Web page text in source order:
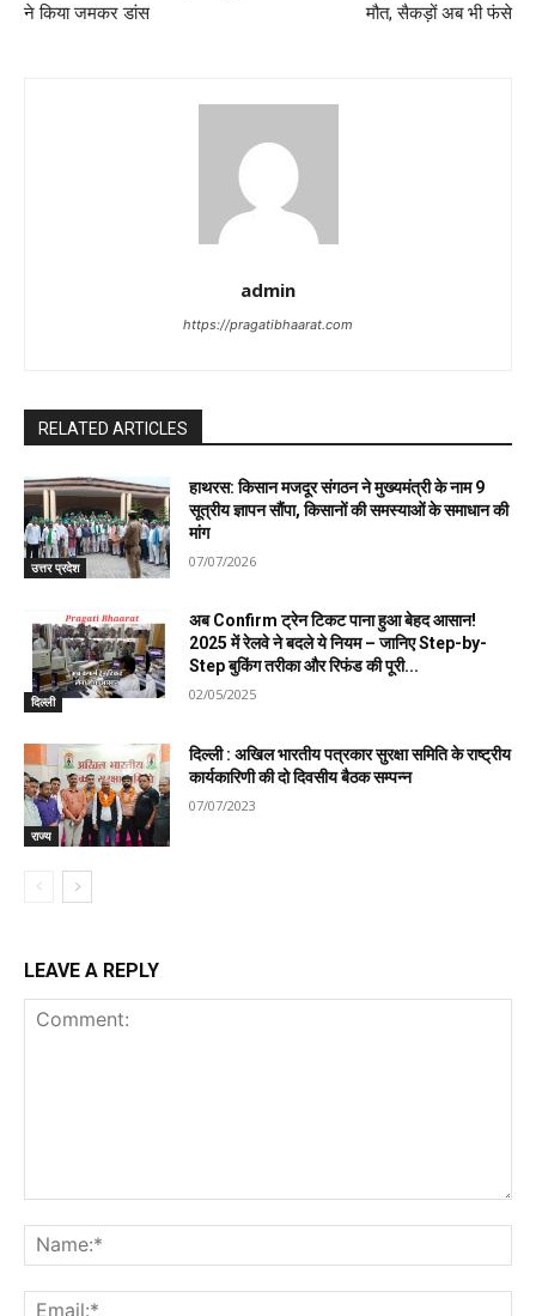
ने किया जमकर डांस
मौत, सैकड़ों अब भी फंसे
admin
https://pragatibhaarat.com
RELATED ARTICLES
उत्तर प्रदेश
हाथरस: किसान मजदूर संगठन ने मुख्यमंत्री के नाम 9
सूत्रीय ज्ञापन सौंपा, किसानों की समस्याओं के समाधान की
मांग
07/07/2026
दिल्ली
अब Confirm ट्रेन टिकट पाना हुआ बेहद आसान!
2025 में रेलवे ने बदले ये नियम – जानिए Step-by-
Step बुकिंग तरीका और रिफंड की पूरी...
02/05/2025
राज्य
दिल्ली : अखिल भारतीय पत्रकार सुरक्षा समिति के राष्ट्रीय
कार्यकारिणी की दो दिवसीय बैठक सम्पन्न
07/07/2023
LEAVE A REPLY